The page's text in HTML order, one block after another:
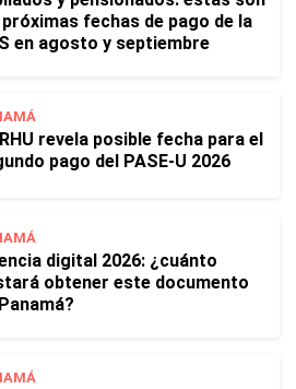
fechas de pago de la
en agosto y septiembre
revela posible fecha para el
pago del PASE-U 2026
digital 2026: ¿cuánto
obtener este documento